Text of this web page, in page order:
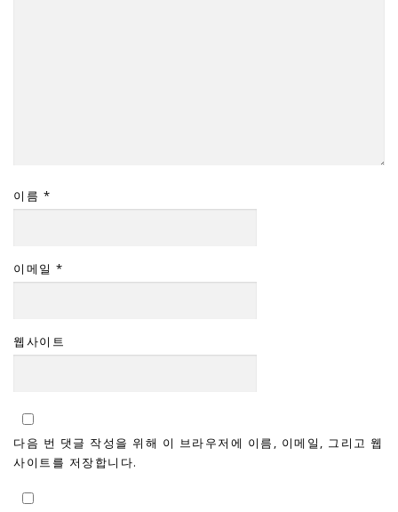
이름 *
이메일 *
웹사이트
다음 번 댓글 작성을 위해 이 브라우저에 이름, 이메일, 그리고 웹
사이트를 저장합니다.